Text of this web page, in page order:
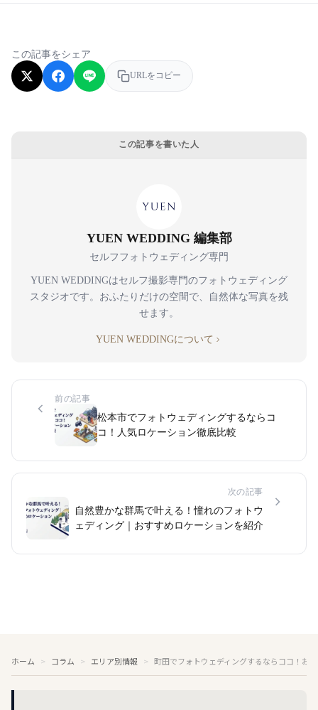
この記事をシェア
URLをコピー
この記事を書いた人
YUEN WEDDING 編集部
セルフフォトウェディング専門
YUEN WEDDINGはセルフ撮影専門のフォトウェディング
スタジオです。おふたりだけの空間で、自然体な写真を残
せます。
YUEN WEDDINGについて
前の記事
松本市でフォトウェディングするならコ
コ！人気ロケーション徹底比較
次の記事
自然豊かな群馬で叶える！憧れのフォトウ
ェディング｜おすすめロケーションを紹介
ホーム コラム エリア別情報 町田でフォトウェディングするならココ！お